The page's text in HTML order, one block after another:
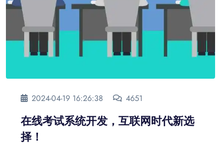
2024-04-19 16:26:38 4651
在线考试系统开发，互联网时代新选
择！